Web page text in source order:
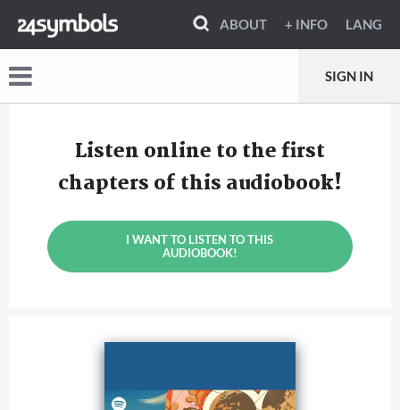
ABOUT + INFO LANG
SIGN IN
Listen online to the first
chapters of this audiobook!
I WANT TO LISTEN TO THIS
AUDIOBOOK!